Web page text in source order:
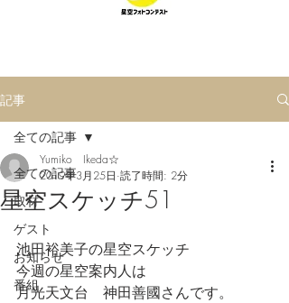
記事
全ての記事
取材
ゲスト
お知らせ
番組
全ての記事
星空スケッチ51
Yumiko Ikeda☆
2019年3月25日 読了時間: 2分
池田裕美子の星空スケッチ
今週の星空案内人は
月光天文台　神田善國さんです。